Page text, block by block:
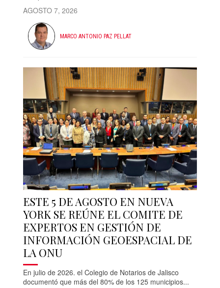
AGOSTO 7, 2026
MARCO ANTONIO PAZ PELLAT
ESTE 5 DE AGOSTO EN NUEVA
YORK SE REÚNE EL COMITE DE
EXPERTOS EN GESTIÓN DE
INFORMACIÓN GEOESPACIAL DE
LA ONU
En julio de 2026. el Colegio de Notarios de Jalisco
documentó que más del 80% de los 125 municipios...